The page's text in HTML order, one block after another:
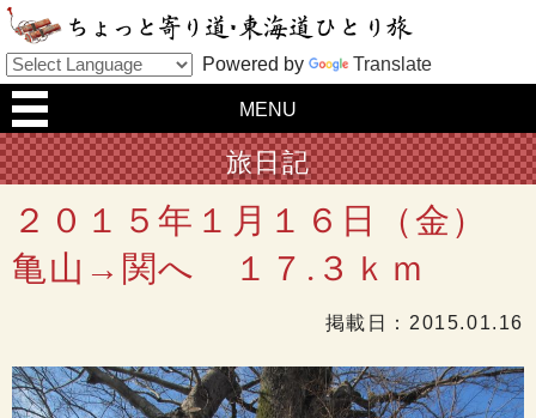
Powered by Translate
MENU
旅日記
２０１５年１月１６日（金）
亀山→関へ １７.３ｋｍ
掲載日： 2015.01.16